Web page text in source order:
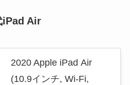
iPad Air
2020 Apple iPad Air
(10.9インチ, Wi-Fi,